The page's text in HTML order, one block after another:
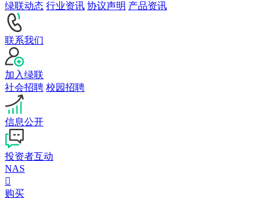
绿联动态 行业资讯 协议声明 产品资讯
联系我们
加入绿联
社会招聘 校园招聘
信息公开
投资者互动
NAS

购买